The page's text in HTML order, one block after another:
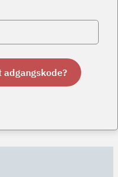
adgangskode?